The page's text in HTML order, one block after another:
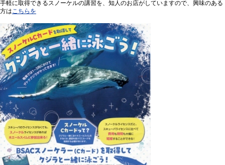
手軽に取得できるスノーケルの講習を、知人のお店がしていますので、興味のある
方はこちらを